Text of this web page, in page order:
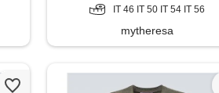
IT 46 IT 50 IT 54 IT 56
mytheresa